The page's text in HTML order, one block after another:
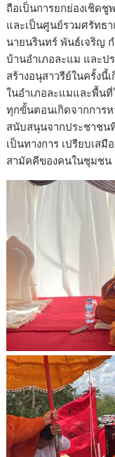
ถือเป็นการยกย่องเชิดชู
และเป็นศูนย์รวมศรัทธ
นายนรินทร์ พันธ์เจริญ
บ้านอำเภอละแม และป
สร้างอนุสาวรีย์ในครั้งนี้
ในอำเภอละแมและพื้น
ทุกขั้นตอนเกิดจากการ
สนับสนุนจากประชาชน
เป็นทางการ เปรียบเส
สามัคคีของคนในชุมชน